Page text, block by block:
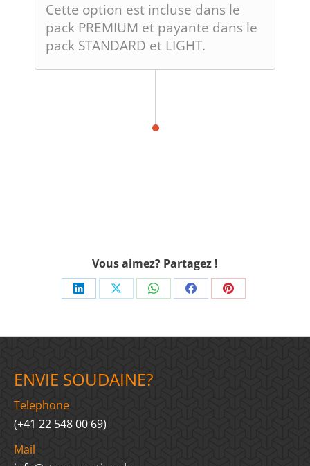
Cette option est incluse dans le
pack PREMIUM et payante dans le
pack STANDARD et LIGHT.
Vous aimez? Partagez !
Share
LinkedIn
Share
X
Share
WhatsApp
Share
Facebook
Share
Pinterest
ENVIE SOUDAINE?
Telephone
(+41 22 548 00 69)
Mail